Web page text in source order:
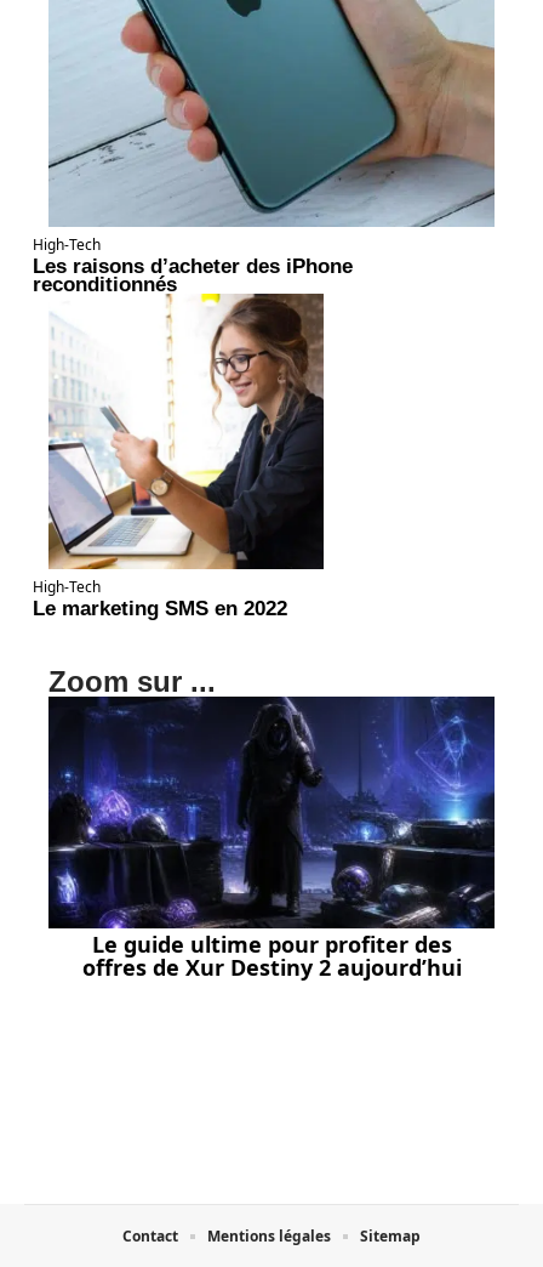
High-Tech
Les raisons d’acheter des iPhone
reconditionnés
High-Tech
Le marketing SMS en 2022
Zoom sur ...
Le guide ultime pour profiter des
offres de Xur Destiny 2 aujourd’hui
Contact Mentions légales Sitemap